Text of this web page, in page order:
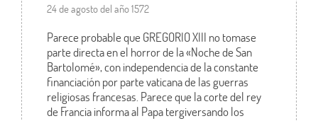
24 de agosto del año 1572
Parece probable que GREGORIO XIII no tomase
parte directa en el horror de la «Noche de San
Bartolomé», con independencia de la constante
financiación por parte vaticana de las guerras
religiosas francesas. Parece que la corte del rey
de Francia informa al Papa tergiversando los